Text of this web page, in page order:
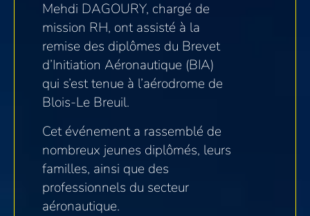
Mehdi DAGOURY, chargé de
mission RH, ont assisté à la
remise des diplômes du Brevet
d’Initiation Aéronautique (BIA)
qui s’est tenue à l’aérodrome de
Blois-Le Breuil.
Cet événement a rassemblé de
nombreux jeunes diplômés, leurs
familles, ainsi que des
professionnels du secteur
aéronautique.